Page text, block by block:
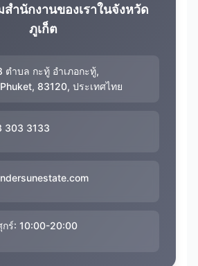
ำนักงานของเราในจังหวัด
ภูเก็ต
ตำบล กะทู้ อำเภอกะทู้,
83120, ประเทศไทย
303 3133
ร์: 10:00-20:00